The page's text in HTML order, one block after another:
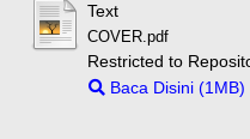
Text
COVER.pdf
Restricted to
Baca Disini (1MB)